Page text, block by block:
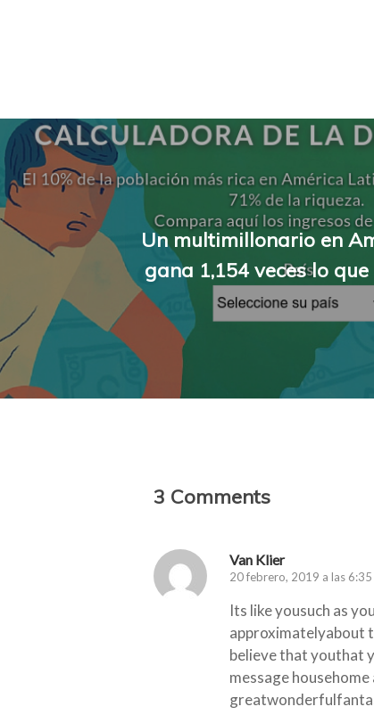
Un multimillonario en
gana 1,154 veces lo
3 Comments
Van Klier
20 febrero, 2019 a las 6:35
Its like yousuch as
approximatelyabout
believe that youthat
message